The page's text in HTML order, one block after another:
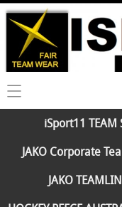
HOME
WEBSHOP
iSport11 TEAM
JAKO Corporate
JAKO